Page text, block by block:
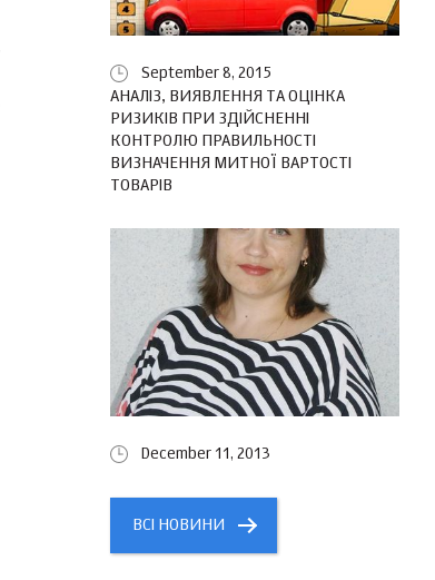
September 8, 2015
АНАЛІЗ, ВИЯВЛЕННЯ ТА ОЦІНКА
РИЗИКІВ ПРИ ЗДІЙСНЕННІ
КОНТРОЛЮ ПРАВИЛЬНОСТІ
ВИЗНАЧЕННЯ МИТНОЇ ВАРТОСТІ
ТОВАРІВ
December 11, 2013
ВСІ НОВИНИ